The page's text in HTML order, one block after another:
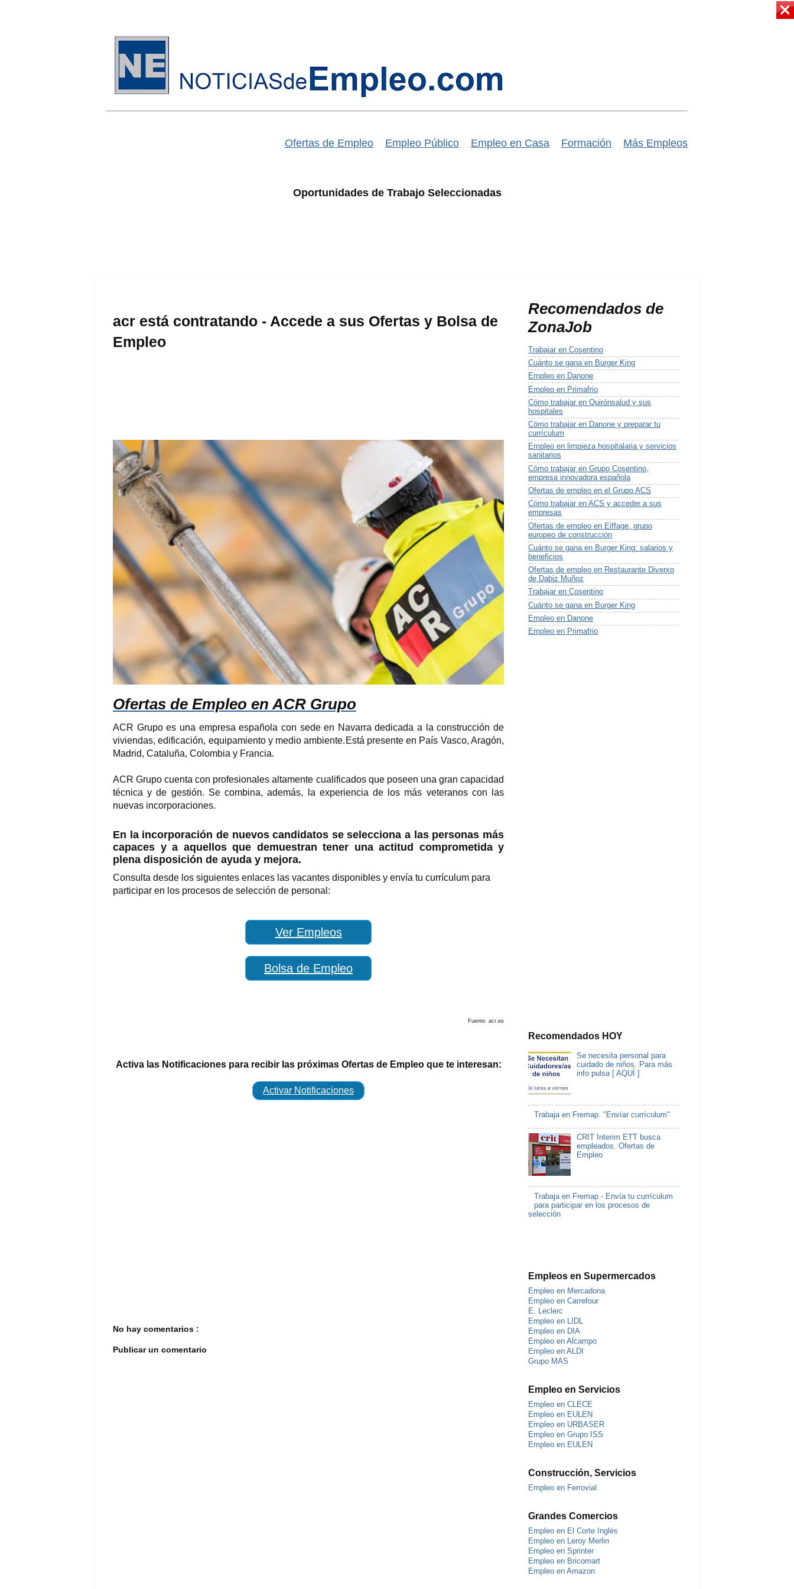
Ofertas de Empleo Empleo Público Empleo en Casa Formación Más Empleos
Oportunidades de Trabajo Seleccionadas
acr está contratando - Accede a sus Ofertas y Bolsa de
Empleo
Ofertas de Empleo en ACR Grupo
ACR Grupo es una empresa española con sede en Navarra dedicada a la construcción de
viviendas, edificación, equipamiento y medio ambiente. Está presente en País Vasco, Aragón,
Madrid, Cataluña, Colombia y Francia.
ACR Grupo cuenta con profesionales altamente cualificados que poseen una gran capacidad
técnica y de gestión. Se combina, además, la experiencia de los más veteranos con las
nuevas incorporaciones.
En la incorporación de nuevos candidatos se selecciona a las personas más
capaces y a aquellos que demuestran tener una actitud comprometida y
plena disposición de ayuda y mejora.
Consulta desde los siguientes enlaces las vacantes disponibles y envía tu currículum para
participar en los procesos de selección de personal:
Ver Empleos
Bolsa de Empleo
Fuente: acr.es
Activa las Notificaciones para recibir las próximas Ofertas de Empleo que te interesan:
Activar Notificaciones
No hay comentarios :
Publicar un comentario
Recomendados de
ZonaJob
Trabajar en Cosentino
Cuánto se gana en Burger King
Empleo en Danone
Empleo en Primafrio
Cómo trabajar en Quirónsalud y sus
hospitales
Cómo trabajar en Danone y preparar tu
currículum
Empleo en limpieza hospitalaria y servicios
sanitarios
Cómo trabajar en Grupo Cosentino,
empresa innovadora española
Ofertas de empleo en el Grupo ACS
Cómo trabajar en ACS y acceder a sus
empresas
Ofertas de empleo en Eiffage, grupo
europeo de construcción
Cuánto se gana en Burger King: salarios y
beneficios
Ofertas de empleo en Restaurante Diverxo
de Dabiz Muñoz
Trabajar en Cosentino
Cuánto se gana en Burger King
Empleo en Danone
Empleo en Primafrio
Recomendados HOY
Se necesita personal para
cuidado de niños. Para más
info pulsa [ AQUÍ ]
Trabaja en Fremap. "Envíar currículum"
CRIT Interim ETT busca
empleados. Ofertas de
Empleo
Trabaja en Fremap - Envía tu currículum
para participar en los procesos de
selección
Empleos en Supermercados
Empleo en Mercadona
Empleo en Carrefour
E. Leclerc
Empleo en LIDL
Empleo en DIA
Empleo en Alcampo
Empleo en ALDI
Grupo MAS
Empleo en Servicios
Empleo en CLECE
Empleo en EULEN
Empleo en URBASER
Empleo en Grupo ISS
Empleo en EULEN
Construcción, Servicios
Empleo en Ferrovial
Grandes Comercios
Empleo en El Corte Inglés
Empleo en Leroy Merlin
Empleo en Sprinter
Empleo en Bricomart
Empleo en Amazon